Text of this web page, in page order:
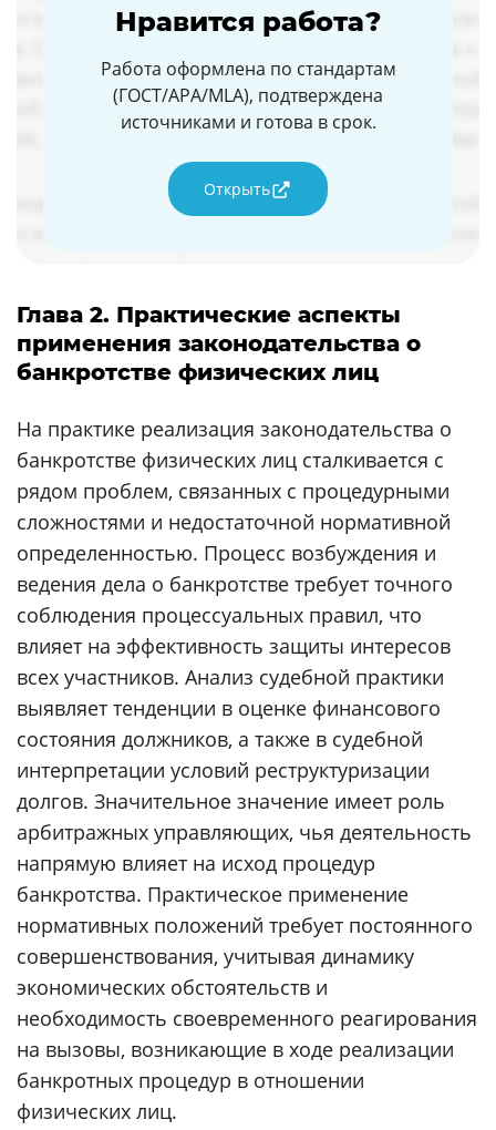
Нравится работа?
Работа оформлена по стандартам
(ГОСТ/APA/MLA), подтверждена
источниками и готова в срок.
Открыть
Глава 2. Практические аспекты
применения законодательства о
банкротстве физических лиц
На практике реализация законодательства о
банкротстве физических лиц сталкивается с
рядом проблем, связанных с процедурными
сложностями и недостаточной нормативной
определенностью. Процесс возбуждения и
ведения дела о банкротстве требует точного
соблюдения процессуальных правил, что
влияет на эффективность защиты интересов
всех участников. Анализ судебной практики
выявляет тенденции в оценке финансового
состояния должников, а также в судебной
интерпретации условий реструктуризации
долгов. Значительное значение имеет роль
арбитражных управляющих, чья деятельность
напрямую влияет на исход процедур
банкротства. Практическое применение
нормативных положений требует постоянного
совершенствования, учитывая динамику
экономических обстоятельств и
необходимость своевременного реагирования
на вызовы, возникающие в ходе реализации
банкротных процедур в отношении
физических лиц.